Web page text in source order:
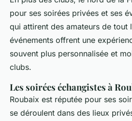
pour ses soirées privées et ses
qui attirent des amateurs de tout
événements offrent une
souvent plus personnalisée et
clubs.
Les soirées échangistes à
Roubaix est réputée pour ses
se déroulent dans des lieux